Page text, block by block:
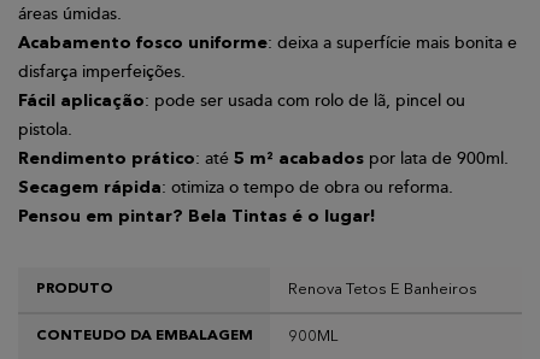
áreas úmidas.
Acabamento fosco uniforme: deixa a superfície mais bonita e
disfarça imperfeições.
Fácil aplicação: pode ser usada com rolo de lã, pincel ou
pistola.
Rendimento prático: até 5 m² acabados por lata de 900ml.
Secagem rápida: otimiza o tempo de obra ou reforma.
Pensou em pintar? Bela Tintas é o lugar!
PRODUTO Renova Tetos E Banheiros
CONTEUDO DA EMBALAGEM 900ML